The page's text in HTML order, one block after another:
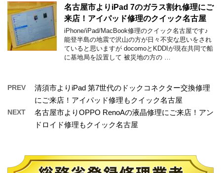
名古屋市よりiPad 7のガラス割れ修理にご
来店！アイパッド修理のクイック名古屋
iPhone/iPad/MacBook修理のクイック名古屋です♪
能登半島の地震で沢山の方が日々不安な思いをされ
ていると思いますが docomoとKDDIが現在共同で船
に基地局を設置して 被災地の方の …
PREV
清須市よりiPad 第7世代のドックコネクター交換修理
にご来店！アイパッド修理もクイック名古屋
NEXT
名古屋市よりOPPO RenoAの液晶修理にご来店！アン
ドロイド修理もクイック名古屋